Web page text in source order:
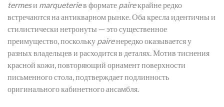
termesи marqueterieв формате paireкрайне редко
встречаются на антикварном рынке. Оба кресла идентичны и
стилистически нетронуты — это существенное
преимущество, поскольку paireнередко оказывается у
разных владельцев и расходится в деталях. Мотив тиснения
красной кожи, повторяющий орнамент поверхности
письменного стола, подтверждает подлинность
оригинального кабинетного ансамбля.